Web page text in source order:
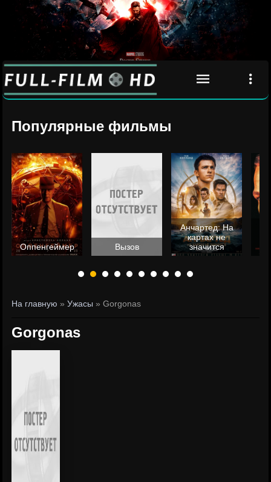
Популярные фильмы
Оппенгеймер Вызов
Анчартед: На
картах не
значится
На главную »Ужасы » Gorgonas
Gorgonas